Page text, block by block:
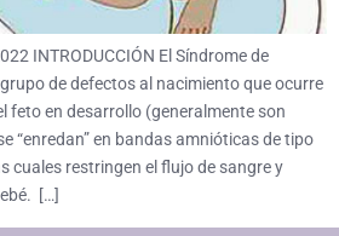
INTRODUCCIÓN El Síndrome de
de defectos al nacimiento que ocurre
feto en desarrollo (generalmente son
“enredan” en bandas amnióticas de tipo
cuales restringen el flujo de sangre y
[…]